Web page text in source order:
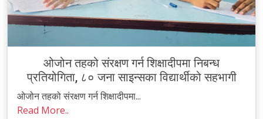
ओजोन तहको संरक्षण गर्न शिक्षादीपमा निबन्ध
प्रतियोगिता, ८० जना साइन्सका विद्यार्थीको सहभागी
ओजोन तहको संरक्षण गर्न शिक्षादीपमा...
Read More..